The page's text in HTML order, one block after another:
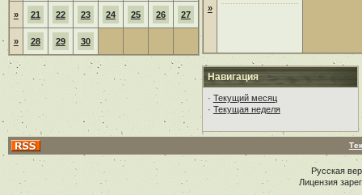
» 21 22 23 24 25 26 27
» 28 29 30
»
Навигация
· Текущий месяц
· Текущая неделя
Русская
Лицензия